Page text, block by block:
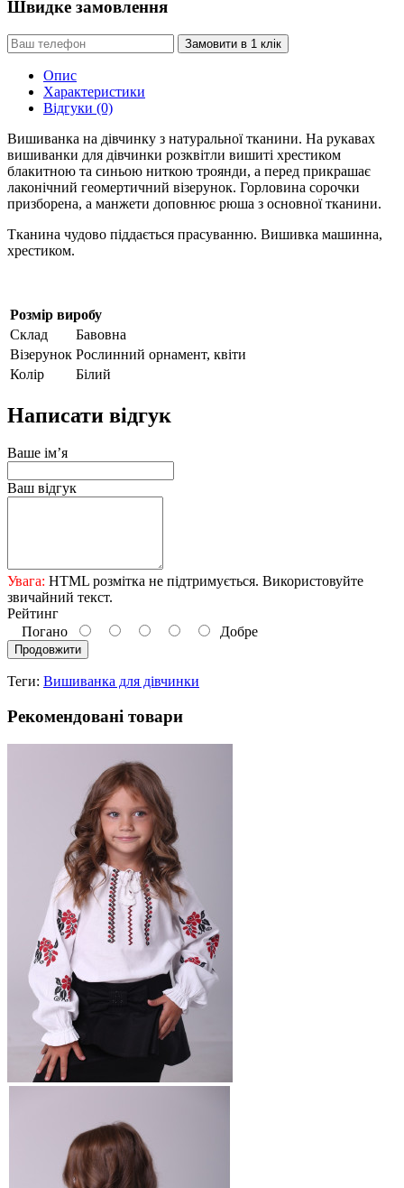
Швидке замовлення
Замовити в 1 клік
Опис
Характеристики
Відгуки (0)
Вишиванка на дівчинку з натуральної тканини. На рукавах
вишиванки для дівчинки розквітли вишиті хрестиком
блакитною та синьою ниткою троянди, а перед прикрашає
лаконічний геомертичний візерунок. Горловина сорочки
призборена, а манжети доповнює рюша з основної тканини.
Тканина чудово піддається прасуванню. Вишивка машинна,
хрестиком.
Розмір виробу
Склад
Бавовна
Візерунок Рослинний орнамент, квіти
Колір
Білий
Написати відгук
Ваше ім’я
Ваш відгук
Увага: HTML розмітка не підтримується. Використовуйте
звичайний текст.
Рейтинг
Погано
Добре
Продовжити
Теги: Вишиванка для дівчинки
Рекомендовані товари